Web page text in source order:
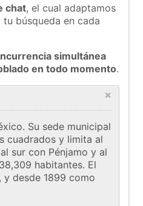
chat, el cual adaptamos
búsqueda en cada
simultánea
en todo momento.
×
Su sede municipal
cuadrados y limita al
sur con Pénjamo y al
habitantes. El
y desde 1899 como